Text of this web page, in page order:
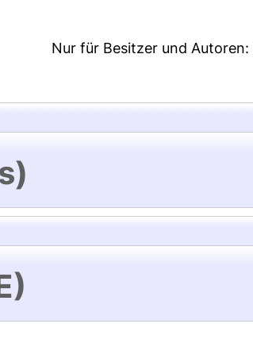
Nur für Besitzer und Autoren: